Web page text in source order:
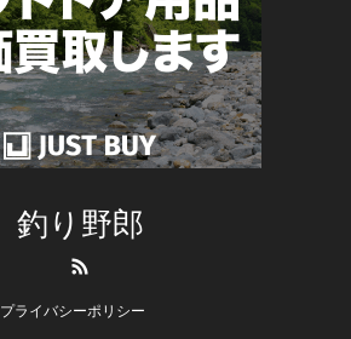
釣り野郎
プライバシーポリシー